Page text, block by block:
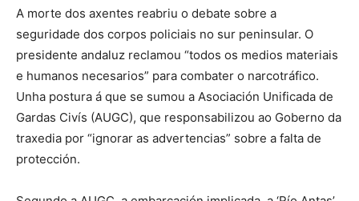
A morte dos axentes reabriu o debate sobre a
seguridade dos corpos policiais no sur peninsular. O
presidente andaluz reclamou “todos os medios materiais
e humanos necesarios” para combater o narcotráfico.
Unha postura á que se sumou a Asociación Unificada de
Gardas Civís (AUGC), que responsabilizou ao Goberno da
traxedia por “ignorar as advertencias” sobre a falta de
protección.